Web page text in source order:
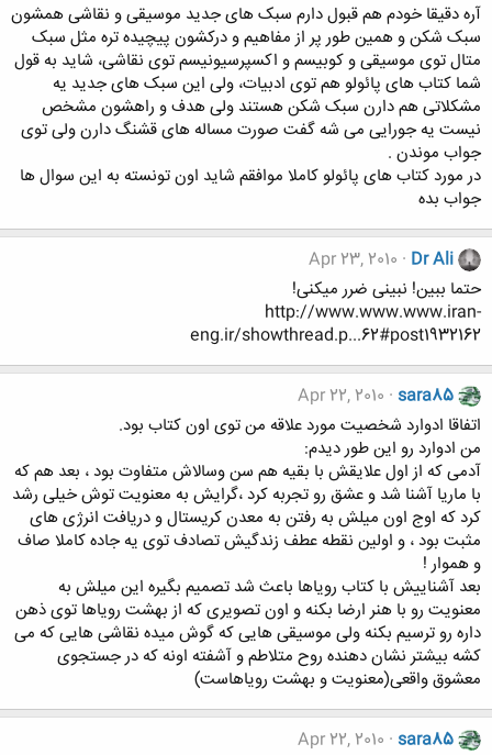
آره دقیقا خودم هم قبول دارم سبک های جدید موسیقی و نقاشی همشون
سبک شکن و همین طور پر از مفاهیم و درکشون پیچیده تره مثل سبک
متال توی موسیقی و کوبیسم و اکسپرسیونیسم توی نقاشی، شاید به قول
شما کتاب های پائولو هم توی ادبیات، ولی این سبک های جدید یه
مشکلاتی هم دارن سبک شکن هستند ولی هدف و راهشون مشخص
نیست یه جورایی می شه گفت صورت مساله های قشنگ دارن ولی توی
جواب موندن .
در مورد کتاب های پائولو کاملا موافقم شاید اون تونسته به این سوال ها
جواب بده
Dr Ali
Apr 23, 2010
حتما ببین! نبینی ضرر میکنی!
http://www.www.www.iran-
eng.ir/showthread.p...62#post1932162
sara85
Apr 22, 2010
اتفاقا ادوارد شخصیت مورد علاقه من توی اون کتاب بود.
من ادوارد رو این طور دیدم:
آدمی که از اول علایقش با بقیه هم سن وسالاش متفاوت بود ، بعد هم که
با ماریا آشنا شد و عشق رو تجربه کرد ،گرایش به معنویت توش خیلی رشد
کرد که اوج اون میلش به رفتن به معدن کریستال و دریافت انرژی های
مثبت بود ، و اولین نقطه عطف زندگیش تصادف توی یه جاده کاملا صاف
و هموار !
بعد آشناییش با کتاب رویاها باعث شد تصمیم بگیره این میلش به
معنویت رو با هنر ارضا بکنه و اون تصویری که از بهشت رویاها توی ذهن
داره رو ترسیم بکنه ولی موسیقی هایی که گوش میده نقاشی هایی که می
کشه بیشتر نشان دهنده روح متلاطم و آشفته اونه که در جستجوی
معشوق واقعی(معنویت و بهشت رویاهاست)
sara85
Apr 22, 2010